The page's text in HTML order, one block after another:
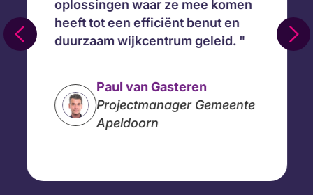
oplossingen waar ze mee komen
heeft tot een efficiënt benut en
duurzaam wijkcentrum geleid.
Paul van Gasteren
Projectmanager Gemeente
Apeldoorn